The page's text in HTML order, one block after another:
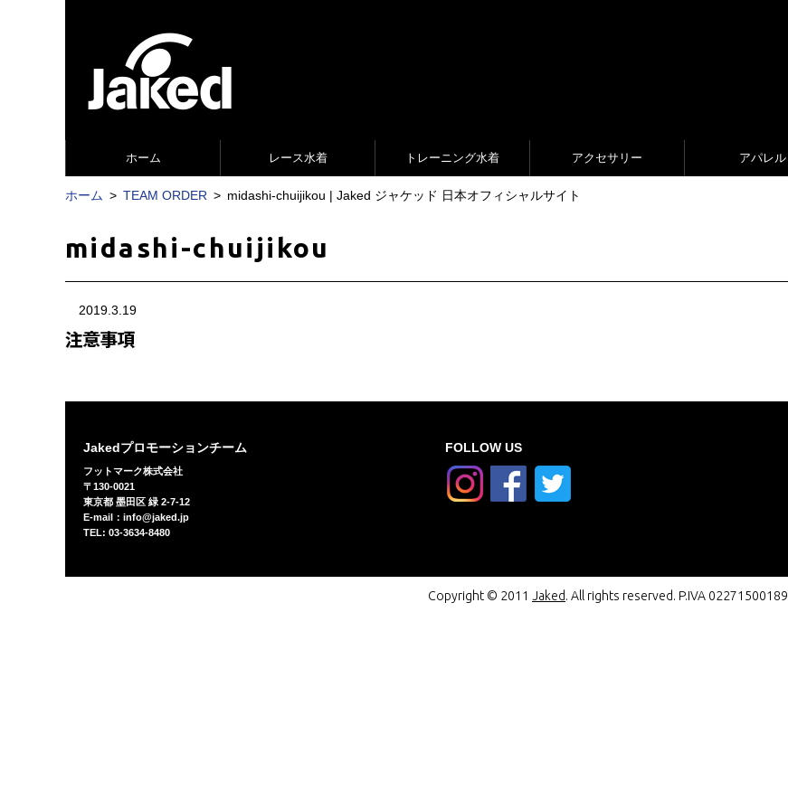
ホーム レース水着 トレーニング水着 アクセサリー アパレル
ホーム TEAM ORDER midashi-chuijikou | Jaked ジャケッド 日本オフィシャルサイト
midashi-chuijikou
2019.3.19
Jakedプロモーションチーム
フットマーク株式会社
〒130-0021
東京都 墨田区 緑 2-7-12
E-mail：info@jaked.jp
TEL: 03-3634-8480
FOLLOW US
Copyright © 2011 Jaked. All rights reserved. P.IVA 02271500189